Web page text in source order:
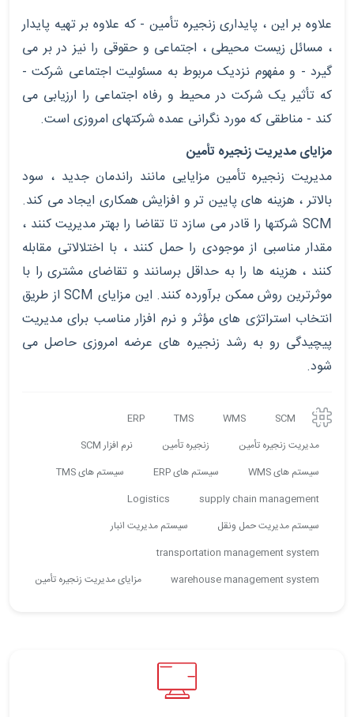
علاوه بر این ، پایداری زنجیره تأمین - که علاوه بر تهیه پایدار
، مسائل زیست محیطی ، اجتماعی و حقوقی را نیز در بر می
گیرد - و مفهوم نزدیک مربوط به مسئولیت اجتماعی شرکت -
که تأثیر یک شرکت در محیط و رفاه اجتماعی را ارزیابی می
کند - مناطقی که مورد نگرانی عمده شرکتهای امروزی است.
مزایای مدیریت زنجیره تأمین
مدیریت زنجیره تأمین مزایایی مانند راندمان جدید ، سود
بالاتر ، هزینه های پایین تر و افزایش همکاری ایجاد می کند.
SCM شرکتها را قادر می سازد تا تقاضا را بهتر مدیریت کنند ،
مقدار مناسبی از موجودی را حمل کنند ، با اختلالاتی مقابله
کنند ، هزینه ها را به حداقل برسانند و تقاضای مشتری را با
موثرترین روش ممکن برآورده کنند. این مزایای SCM از طریق
انتخاب استراتژی های مؤثر و نرم افزار مناسب برای مدیریت
پیچیدگی رو به رشد زنجیره های عرضه امروزی حاصل می
شود.
SCM
WMS
TMS
ERP
مدیریت زنجیره تأمین
زنجیره تأمین
نرم افزار SCM
سیستم های WMS
سیستم های ERP
سیستم های TMS
supply chain management
Logistics
سیستم مدیریت حمل ونقل
سیستم مدیریت انبار
transportation management system
warehouse management system
مزایای مدیریت زنجیره تأمین